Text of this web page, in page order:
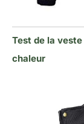
Test de la veste
chaleur